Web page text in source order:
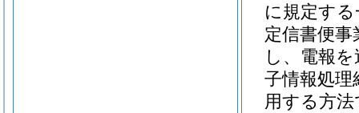
に規定す
定信書便
し、電報
子情報処
用する方